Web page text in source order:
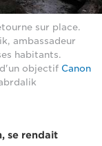
sur place.
ambassadeur
habitants.
d'un objectif Canon
se rendait